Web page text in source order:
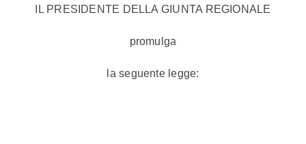
IL PRESIDENTE DELLA GIUNTA REGIONALE
promulga
la seguente legge: